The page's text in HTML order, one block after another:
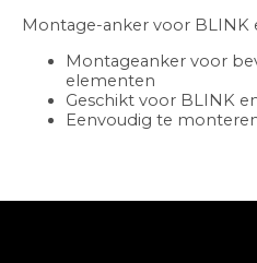
Montage-anker voor BLINK
Montageanker voor
elementen
Geschikt voor BLINK
Eenvoudig te